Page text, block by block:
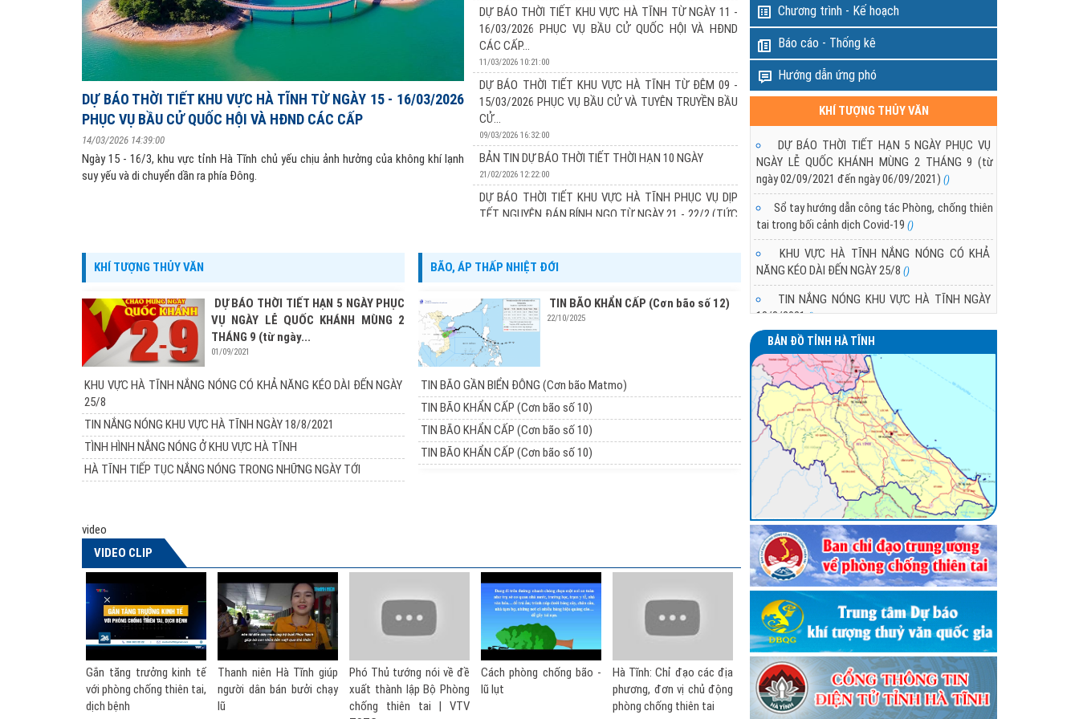
DỰ BÁO THỜI TIẾT KHU VỰC HÀ TĨNH TỪ NGÀY 15 - 16/03/2026
PHỤC VỤ BẦU CỬ QUỐC HỘI VÀ HĐND CÁC CẤP
14/03/2026 14:39:00
Ngày 15 - 16/3, khu vực tỉnh Hà Tĩnh chủ yếu chịu ảnh hưởng của không khí lạnh
suy yếu và di chuyển dần ra phía Đông.
13/03/2026 17:24:00
Xu thế thời tiết: Đợt không khí lạnh tăng cường vào ngày 12/3 đang suy yếu dần,
đêm nay và sáng mai (14/03) khu vực Hà Tĩnh có không khí lạnh tăng cường yếu,
các ngày 15 và 16/3 chủ yếu chịu ảnh hưởng của không khí lạnh suy yếu nhanh.
DỰ BÁO THỜI TIẾT KHU VỰC HÀ
PHỤC VỤ BẦU CỬ QUỐC HỘI VÀ
- 2031
11/03/2026 10:21:00
Trong các ngày 11 - 16/03/2026 khu vực Hà
không khí lạnh tăng cường yếu vào ngày 12 và
DỰ BÁO THỜI TIẾT KHU VỰC HÀ TĨNH TỪ NGÀY 11 -
16/03/2026 PHỤC VỤ BẦU CỬ QUỐC HỘI VÀ HĐND
CÁC CẤP...
11/03/2026 10:21:00
DỰ BÁO THỜI TIẾT KHU VỰC HÀ TĨNH TỪ ĐÊM 09 -
15/03/2026 PHỤC VỤ BẦU CỬ VÀ TUYÊN TRUYỀN BẦU
CỬ...
09/03/2026 16:32:00
BẢN TIN DỰ BÁO THỜI TIẾT THỜI HẠN 10 NGÀY
21/02/2026 12:22:00
DỰ BÁO THỜI TIẾT KHU VỰC HÀ TĨNH PHỤC VỤ DỊP
TẾT NGUYÊN ĐÁN BÍNH NGỌ TỪ NGÀY 21 - 22/2 (TỨC
DỰ BÁO THỜI TIẾT KHU VỰC HÀ TĨNH PHỤC VỤ DỊP
TỪ...
19/02/2026 13:19:00
KHÍ TƯỢNG THỦY VĂN
DỰ BÁO THỜI TIẾT HẠN 5 NGÀY PHỤC
VỤ NGÀY LỄ QUỐC KHÁNH MÙNG 2
THÁNG 9 (từ ngày...
01/09/2021
KHU VỰC HÀ TĨNH NẮNG NÓNG CÓ KHẢ NĂNG KÉO DÀI ĐẾN NGÀY
25/8
TIN NẮNG NÓNG KHU VỰC HÀ TĨNH NGÀY 18/8/2021
TÌNH HÌNH NẮNG NÓNG Ở KHU VỰC HÀ TĨNH
HÀ TĨNH TIẾP TỤC NẮNG NÓNG TRONG NHỮNG NGÀY TỚI
BÃO, ÁP THẤP NHIỆT ĐỚI
TIN BÃO KHẨN CẤP (Cơn bão số 12)
22/10/2025
TIN BÃO GẦN BIỂN ĐÔNG (Cơn bão Matmo)
TIN BÃO KHẨN CẤP (Cơn bão số 10)
TIN BÃO KHẨN CẤP (Cơn bão số 10)
TIN BÃO KHẨN CẤP (Cơn bão số 10)
video
VIDEO CLIP
trưởng kinh tế
chống thiên tai,
Thanh niên Hà Tĩnh giúp
người dân bán bưởi chạy
lũ
Phó Thủ tướng nói về đề
xuất thành lập Bộ Phòng
chống thiên tai | VTV
Cách phòng chống bão -
lũ lụt
Hà Tĩnh: Chỉ đạo các địa
phương, đơn vị chủ động
Kỹ năng phòng chống
thiên tai: Hướng dẫn an
toàn trước bão
Chương trình - Kế hoạch
Báo cáo - Thống kê
Hướng dẫn ứng phó
KHÍ TƯỢNG THỦY VĂN
DỰ BÁO THỜI TIẾT HẠN 5 NGÀY PHỤC VỤ
NGÀY LỄ QUỐC KHÁNH MÙNG 2 THÁNG 9 (từ
ngày 02/09/2021 đến ngày 06/09/2021) ()
Sổ tay hướng dẫn công tác Phòng, chống thiên
tai trong bối cảnh dịch Covid-19 ()
KHU VỰC HÀ TĨNH NẮNG NÓNG CÓ KHẢ
NĂNG KÉO DÀI ĐẾN NGÀY 25/8 ()
TIN NẮNG NÓNG KHU VỰC HÀ TĨNH NGÀY
18/8/2021()
TÌNH HÌNH NẮNG NÓNG Ở KHU VỰC HÀ TĨNH
()
BẢN ĐỒ TỈNH HÀ TĨNH